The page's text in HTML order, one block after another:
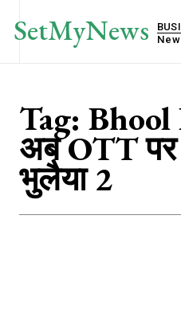
SetMyNews
Tag: Bhool
अब OTT पर
भुलैया 2